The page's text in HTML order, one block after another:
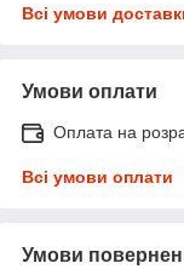
Всі умови
Умови оплати
Оплата на
Всі умови оплати
Умови